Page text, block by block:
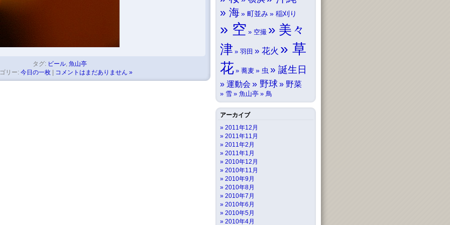
タグ: ビール, 魚山亭
リー: 今日の一枚| コメントはまだありません »
海
町並み 稲刈り
空 空撮
美々
津
羽田 花火
草
花
蕎麦 虫 誕生日
運動会 野球 野菜
雪 魚山亭 鳥
アーカイブ
2011年12月
2011年11月
2011年2月
2011年1月
2010年12月
2010年11月
2010年9月
2010年8月
2010年7月
2010年6月
2010年5月
2010年4月